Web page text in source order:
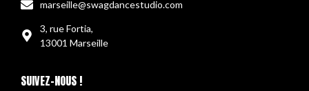
marseille@swagdancestudio.com
3, rue Fortia,
13001 Marseille
SUIVEZ-NOUS !